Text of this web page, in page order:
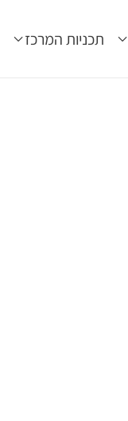
תכניות המרכז